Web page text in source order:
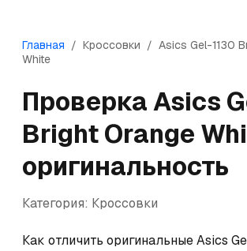
Главная / Кроссовки / Asics Gel-1130
White
ПроверкаAsics
Bright Orange
оригинальность
Категория: Кроссовки
Как отличить оригинальные Asics